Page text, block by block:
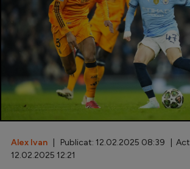
Echipa Națională
U21
Fotbal feminin
Special
Diverse
Inedit
Clasamente
Alex Ivan | Publicat: 12.02.2025 08:39 |
12.02.2025 12:21